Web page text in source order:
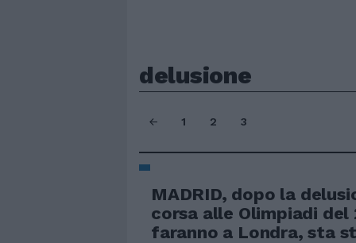
delusione
1 2 3
MADRID, dopo la
corsa alle Olimpiadi del
faranno a Londra, sta